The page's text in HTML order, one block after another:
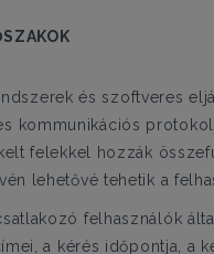
és szoftveres
kommunikációs
felekkel hozzák
lehetővé tehetik a
felhasználók
a kérés időpontja, a